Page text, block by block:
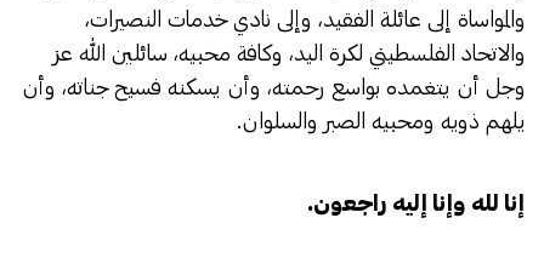
والمواساة إلى عائلة الفقيد، وإلى نادي خدمات النصيرات،
والاتحاد الفلسطيني لكرة اليد، وكافة محبيه، سائلين الله عز
وجل أن يتغمده بواسع رحمته، وأن يسكنه فسيح جناته، وأن
يلهم ذويه ومحبيه الصبر والسلوان.
إنا لله وإنا إليه راجعون.